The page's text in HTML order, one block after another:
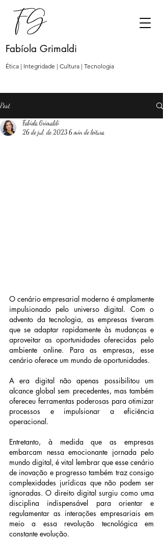
Fabíola Grimaldi
Ética | Integridade | Cultura | Tecnologia
Post
Fabíola Grimaldi
26 de jul. de 2023 6 min de leitura
O cenário empresarial moderno é amplamente
impulsionado pelo universo digital. Com o
advento da tecnologia, as empresas tiveram
que se adaptar rapidamente às mudanças e
aproveitar as oportunidades oferecidas pelo
ambiente online. Para as empresas, esse
cenário oferece um mundo de oportunidades.
A era digital não apenas possibilitou um
alcance global sem precedentes, mas também
ofereceu ferramentas poderosas para otimizar
processos e impulsionar a eficiência
operacional.
Entretanto, à medida que as empresas
embarcam nessa emocionante jornada pelo
mundo digital, é vital lembrar que esse cenário
de inovação e progresso também traz consigo
complexidades jurídicas que não podem ser
ignoradas. O direito digital surgiu como uma
disciplina indispensável para orientar e
regulamentar as interações empresariais em
meio a essa revolução tecnológica em
constante evolução.